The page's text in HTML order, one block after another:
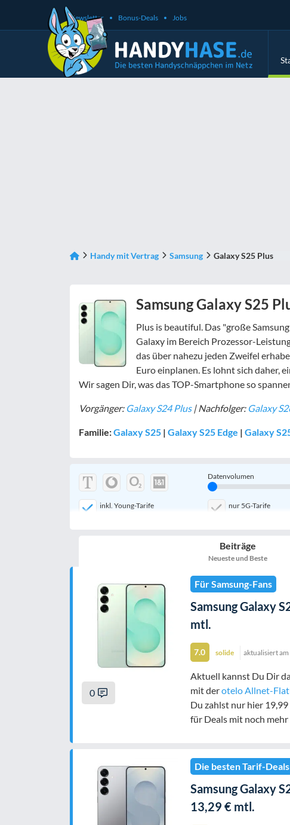
Newsletter Bonus-Deals Jobs
Handy mit Vertrag Samsung Galaxy S25 Plus
Samsung Galaxy S25
Plus is beautiful. Das "große
Galaxy im Bereich Prozessor-
das über nahezu jeden Zweifel
Euro einplanen. Es lohnt sich daher,
Wir sagen Dir, was das TOP-Smartphone so
Vorgänger: Galaxy S24 Plus| Nachfolger: Galaxy
Familie:Galaxy S25 | Galaxy S25 Edge | Galaxy
Datenvolumen
inkl. Young-Tarife nur 5G-Tarife
Filter zurücksetzen
Beiträge
Neueste und Beste
0
Für Samsung-Fans
Samsung Galaxy
mtl.
7.0 solide aktualisiert am
Aktuell kannst Du Dir
mit derotelo Allnet-Flat
Du zahlst nur hier
für Deals mit noch mehr
Die besten Tarif-
Samsung Galaxy
13,29 € mtl.